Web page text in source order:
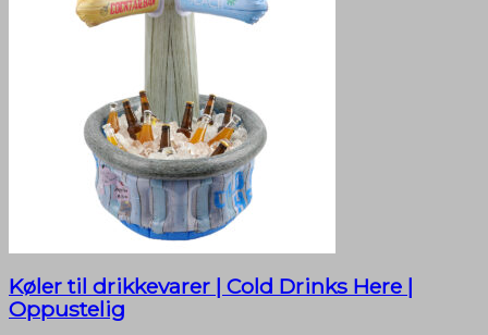
Køler til drikkevarer | Cold Drinks Here |
Oppustelig